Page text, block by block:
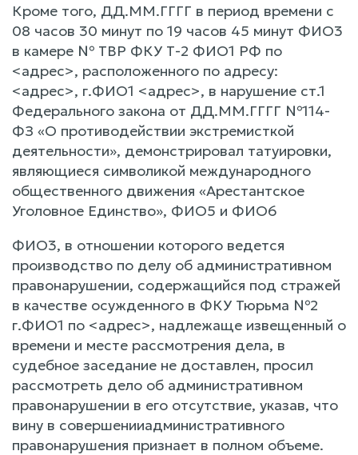
Кроме того, ДД.ММ.ГГГГ в период времени с
08 часов 30 минут по 19 часов 45 минут ФИО3
в камере № ТВР ФКУ Т-2 ФИО1 РФ по
<адрес>, расположенного по адресу:
<адрес>, г.ФИО1 <адрес>, в нарушение ст.1
Федерального закона от ДД.ММ.ГГГГ №114-
ФЗ «О противодействии экстремисткой
деятельности», демонстрировал татуировки,
являющиеся символикой международного
общественного движения «Арестантское
Уголовное Единство», ФИО5 и ФИО6
ФИО3, в отношении которого ведется
производство по делу об административном
правонарушении, содержащийся под стражей
в качестве осужденного в ФКУ Тюрьма №2
г.ФИО1 по <адрес>, надлежаще извещенный о
времени и месте рассмотрения дела, в
судебное заседание не доставлен, просил
рассмотреть дело об административном
правонарушении в его отсутствие, указав, что
вину в совершенииадминистративного
правонарушения признает в полном объеме.